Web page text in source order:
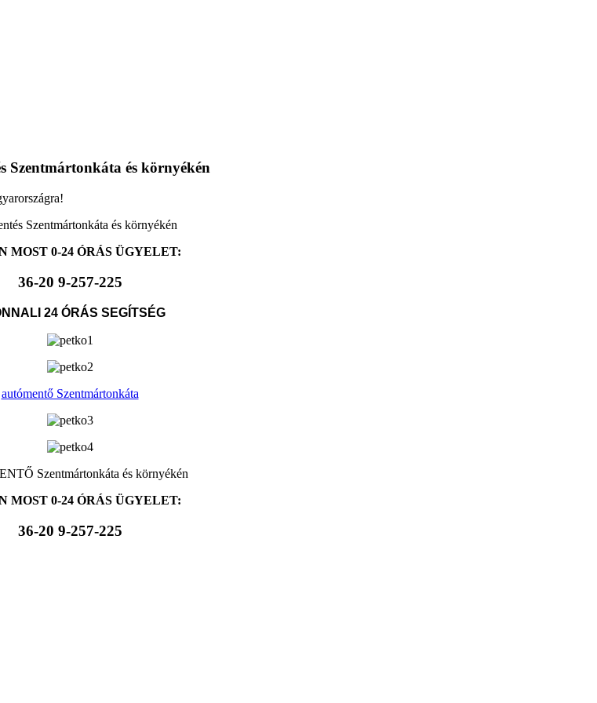
Szentmártonkáta és környékén
Szentmártonkáta és környékén
MOST 0-24 ÓRÁS ÜGYELET:
36-20 9-257-225
24 ÓRÁS SEGÍTSÉG
autómentő Szentmártonkáta
Szentmártonkáta és környékén
MOST 0-24 ÓRÁS ÜGYELET:
36-20 9-257-225